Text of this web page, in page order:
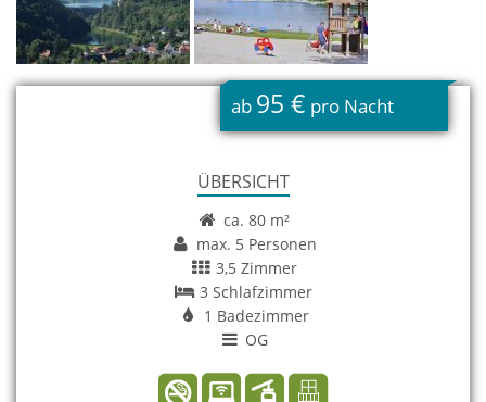
ab 95 € pro Nacht
ÜBERSICHT
ca. 80 m²
max. 5 Personen
3,5 Zimmer
3 Schlafzimmer
1 Badezimmer
OG